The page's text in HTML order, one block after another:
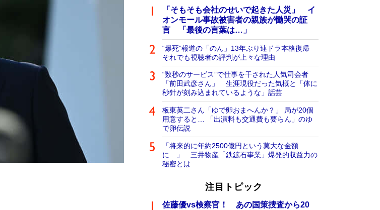
「そもそも会社のせいで起きた人災」 イ
オンモール事故被害者の親族が慟哭の証
言 「最後の言葉は…」
“爆死”報道の「のん」13年ぶり連ドラ本格復帰
それでも視聴者の評判が上々な理由
“数秒のサービス”で仕事を干された人気司会者
「前田武彦さん」 生涯現役だった気概と「体に
秒針が刻み込まれているような」話芸
板東英二さん「ゆで卵おまへんか？」 局が20個
用意すると… 「出演料も交通費も要らん」のゆ
で卵伝説
「将来的に年約2500億円という莫大な金額
に…」 三井物産「鉄鉱石事業」爆発的収益力の
秘密とは
注目トピック
佐藤優vs検察官！ あの国策捜査から20